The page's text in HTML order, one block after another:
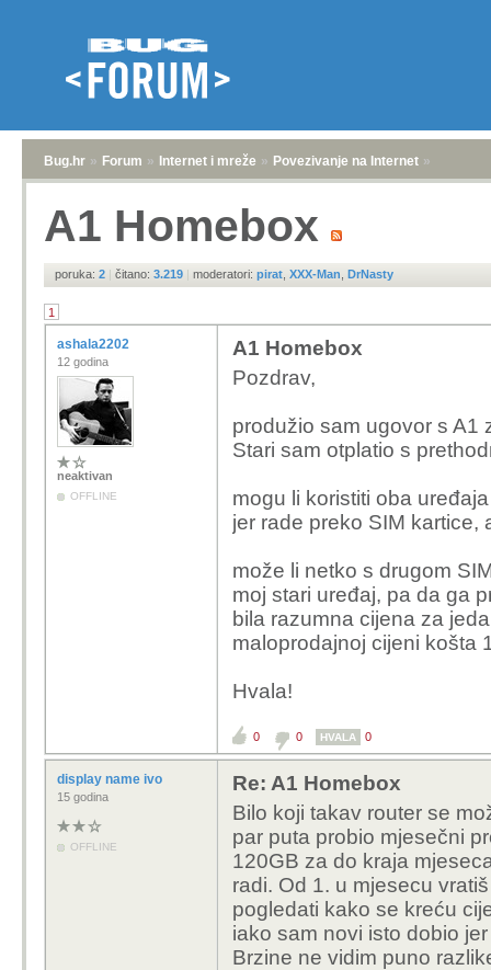
Bug.hr » Forum » Internet i mreže » Povezivanje na Internet »
A1 Homebox
poruka: 2 | čitano: 3.219 | moderatori: pirat XXX-Man DrNasty
1
ashala2202
12 godina
neaktivan
OFFLINE
A1 Homebox
Pozdrav,
produžio sam ugovor s A1
Stari sam otplatio s
mogu li koristiti oba
jer rade preko SIM kartice,
može li netko s drugom
moj stari uređaj, pa da ga
bila razumna cijena za
maloprodajnoj cijeni košta
Hvala!
0 0 HVALA 0
display name ivo
15 godina
OFFLINE
Re: A1 Homebox
Bilo koji takav router se
par puta probio mjesečni
120GB za do kraja
radi. Od 1. u mjesecu
pogledati kako se kreću
iako sam novi isto dobio
Brzine ne vidim puno